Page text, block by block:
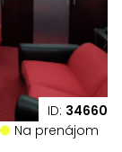
ID: 34660
Na prenájom